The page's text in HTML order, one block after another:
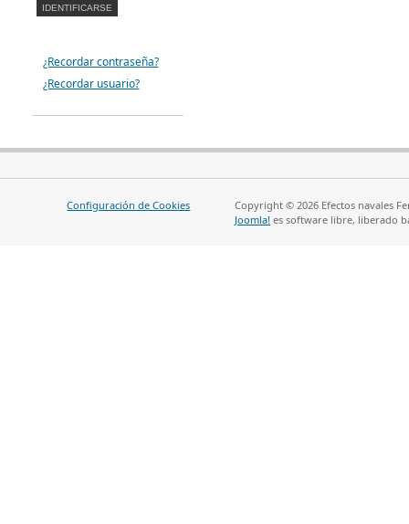
¿Recordar contraseña?
¿Recordar usuario?
Configuración de Cookies
Copyright © 2026 Efectos navales
Joomla! es software libre, liberado